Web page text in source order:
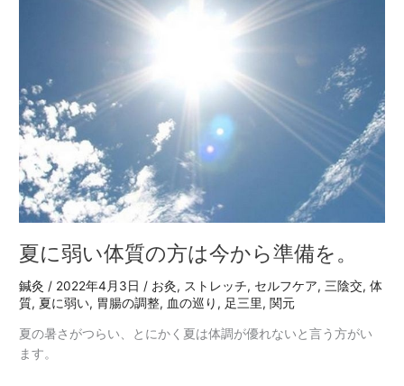
夏に弱い体質の方は今から準備を。
鍼灸 / 2022年4月3日 / お灸, ストレッチ, セルフケア, 三陰交,体
質, 夏に弱い, 胃腸の調整, 血の巡り , 足三里, 関元
夏の暑さがつらい、とにかく夏は体調が優れないと言う方がい
ます。
方
は
今
か
ら
準
備